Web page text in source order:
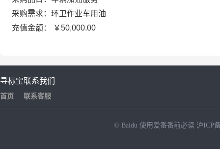
采购需求：环卫作业车用油
充值金额： ￥50,000.00
寻标宝
首页
联系我们
联系客服
© Baidu 使用爱番番前必读 沪ICP